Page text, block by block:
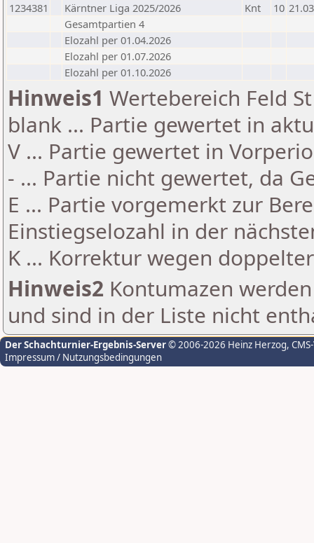
1234381
Kärntner Liga 2025/2026 Knt 10
Gesamtpartien 4
Elozahl per 01.04.2026
Elozahl per 01.07.2026
Elozahl per 01.10.2026
Hinweis1 Wertebereich Feld
blank ... Partie gewertet in
V ... Partie gewertet in
- ... Partie nicht gewertet, da
E ... Partie vorgemerkt zur
Einstiegselozahl in der
K ... Korrektur wegen
Hinweis2 Kontumazen
und sind in der Liste nicht
Der Schachturnier-Ergebnis-Server© 2006-2026 Heinz Herzog,
Impressum / Nutzungsbedingungen